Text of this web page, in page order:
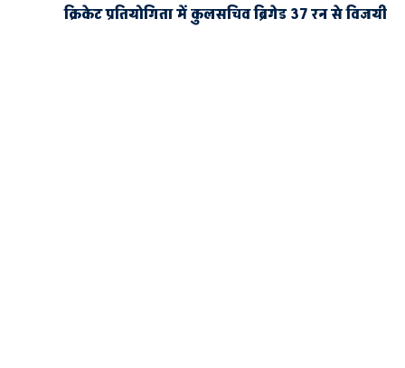
क्रिकेट प्रतियोगिता में कुलसचिव ब्रिगेड 37 रन से विजयी